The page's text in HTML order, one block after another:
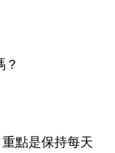
？
點是保持每天